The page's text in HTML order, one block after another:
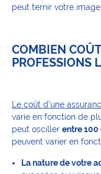
peut ternir votre
COMBIEN
PROFESSIONS
Le coût d’une
varie en fonction de
peut osciller entre 100
peuvent varier en
La nature de votre